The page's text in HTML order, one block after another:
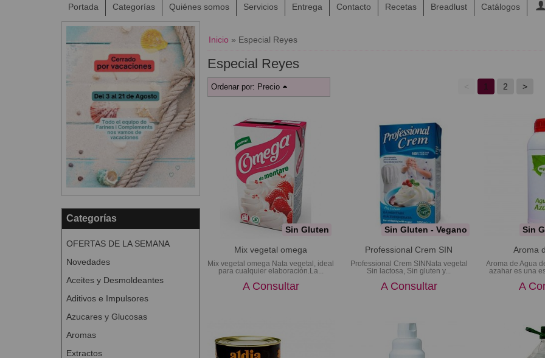
Portada Categorías Quiénes somos Servicios Entrega Contacto Recetas Breadlust Catálogos
Categorías
OFERTAS DE LA SEMANA
Novedades
Aceites y Desmoldeantes
Aditivos e Impulsores
Azucares y Glucosas
Aromas
Extractos
Inicio » Especial Reyes
Especial Reyes
Ordenar por: Precio 1 2 >
Sin Gluten
Mix vegetal omega
Mix vegetal omega Nata vegetal, ideal
para cualquier elaboración.La...
A Consultar
Sin Gluten - Vegano
Professional Crem SIN
Professional Crem SINNata vegetal
Sin lactosa, Sin gluten y...
A Consultar
Sin
Aroma
Aroma de Agua
azahar es una
A